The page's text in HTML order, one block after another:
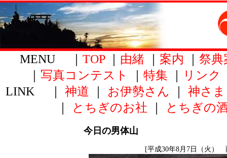
MENU ｜ TOP｜ 由緒 案内
祭典
写真コンテスト 特集 リンク
LINK ｜ 神道 お伊勢さん 神さま
とちぎのお社 とちぎの
今日の男体山
[平成30年8月7日（火）